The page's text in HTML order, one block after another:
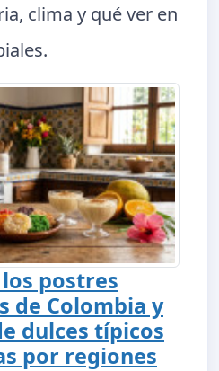
clima y qué ver en
postres
de Colombia y
dulces típicos
por regiones